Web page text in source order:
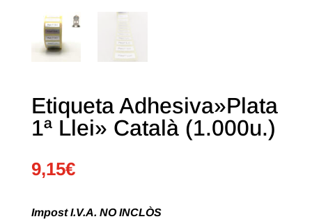
Etiqueta Adhesiva»Plata
1ª Llei» Català (1.000u.)
9,15€
Impost I.V.A. NO INCLÒS